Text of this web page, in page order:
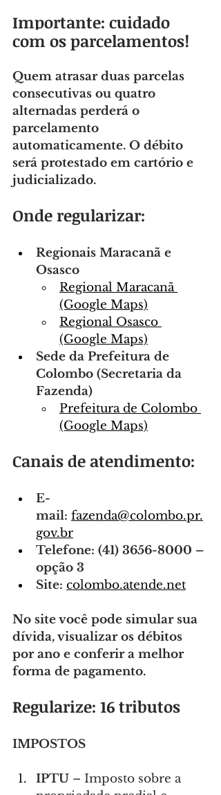
Importante: cuidado
com os parcelamentos!
Quem atrasar duas parcelas
consecutivas ou quatro
alternadas perderá o
parcelamento
automaticamente. O débito
será protestado em cartório e
judicializado.
Onde regularizar:
Regionais Maracanã e
Osasco
Regional Maracanã
(Google Maps)
Regional Osasco
(Google Maps)
Sede da Prefeitura de
Colombo (Secretaria da
Fazenda)
Prefeitura de Colombo
(Google Maps)
Canais de atendimento:
E-
mail: fazenda@colombo.pr.
gov.br
Telefone: (41) 3656-8000 –
opção 3
Site: colombo.atende.net
No site você pode simular sua
dívida, visualizar os débitos
por ano e conferir a melhor
forma de pagamento.
Regularize: 16 tributos
IMPOSTOS
IPTU – Imposto sobre a